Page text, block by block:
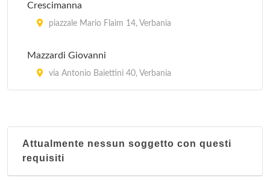
Crescimanna
piazzale Mario Flaim 14, Verbania
Mazzardi Giovanni
via Antonio Baiettini 40, Verbania
Attualmente nessun soggetto con questi
requisiti